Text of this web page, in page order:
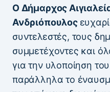
Ο Δήμαρχος
Ανδριόπουλος
συντελεστές, τους
συμμετέχοντες και
για την υλοποίηση
παράλληλα το